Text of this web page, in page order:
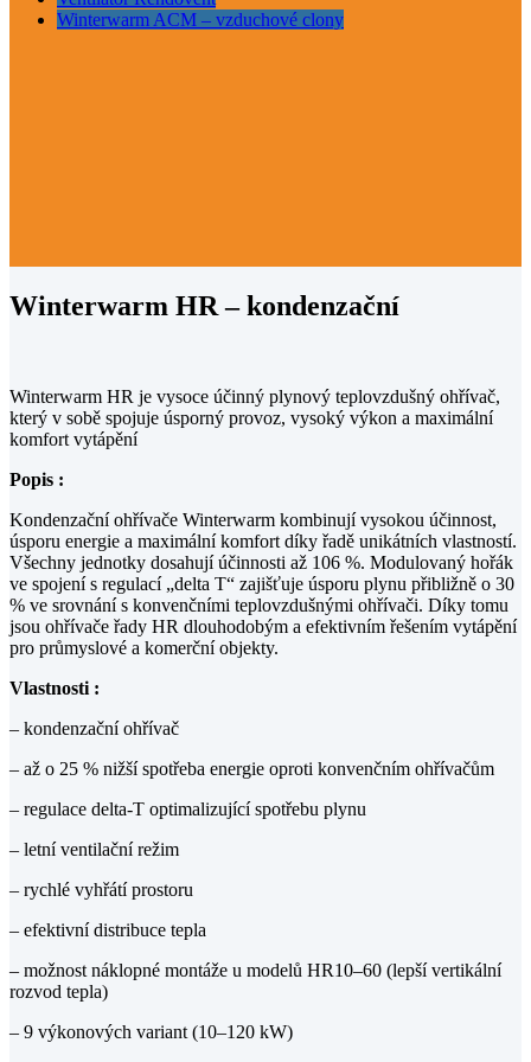
Winterwarm ACM – vzduchové clony
Winterwarm HR – kondenzační
Winterwarm HR je vysoce účinný plynový teplovzdušný ohřívač,
který v sobě spojuje úsporný provoz, vysoký výkon a maximální
komfort vytápění
Popis :
Kondenzační ohřívače Winterwarm kombinují vysokou účinnost,
úsporu energie a maximální komfort díky řadě unikátních vlastností.
Všechny jednotky dosahují účinnosti až 106 %. Modulovaný hořák
ve spojení s regulací „delta T“ zajišťuje úsporu plynu přibližně o 30
% ve srovnání s konvenčními teplovzdušnými ohřívači. Díky tomu
jsou ohřívače řady HR dlouhodobým a efektivním řešením vytápění
pro průmyslové a komerční objekty.
Vlastnosti :
– kondenzační ohřívač
– až o 25 % nižší spotřeba energie oproti konvenčním ohřívačům
– regulace delta-T optimalizující spotřebu plynu
– letní ventilační režim
– rychlé vyhřátí prostoru
– efektivní distribuce tepla
– možnost náklopné montáže u modelů HR10–60 (lepší vertikální
rozvod tepla)
– 9 výkonových variant (10–120 kW)